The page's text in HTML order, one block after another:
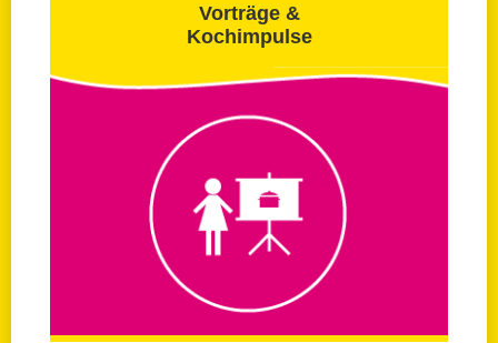
Vorträge &
Kochimpulse